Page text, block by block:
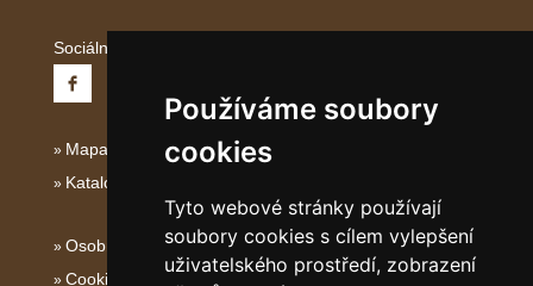
Používáme soubory
cookies
Tyto webové stránky používají
soubory cookies s cílem vylepšení
uživatelského prostředí, zobrazení
Sociální sítě:
Mapa serveru Severní Itálie
Katalog ubytování
Osobní údaje
Cookies